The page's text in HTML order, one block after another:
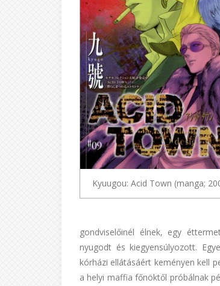
Kyuugou: Acid Town (manga;
gondviselőinél élnek, egy
nyugodt és kiegyensúlyozott.
kórházi ellátásáért keményen kell
a helyi maffia főnöktől próbálnak